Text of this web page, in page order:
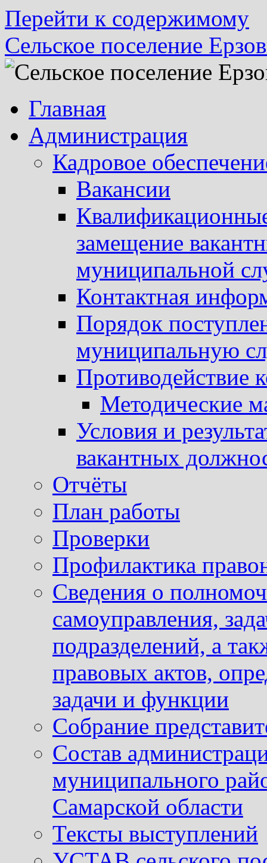
Перейти к содержимому
Сельское поселение
Главная
Администрация
Кадровое
Вакансии
замещение
муниципальной
Контактная
Порядок
муниципальную
Противодействие
Методические
Условия и
вакантных
Отчёты
План работы
Проверки
Профилактика
Сведения о
самоуправления,
подразделений, а
правовых актов,
задачи и функции
Собрание
Состав
муниципального
Самарской области
Тексты выступлений